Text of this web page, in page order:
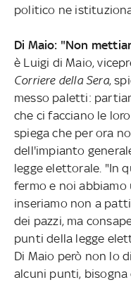
politico ne
Di Maio: "Non
è Luigi di Maio,
Corriere della Sera,
messo paletti:
che ci facciano le
spiega che per ora
dell'impianto
legge elettorale. "In
fermo e noi abbiamo
inseriamo non a
dei pazzi, ma
punti della legge
Di Maio però non lo
alcuni punti, bisogna